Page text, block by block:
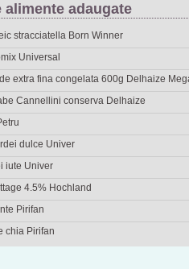
alimente adaugate
stracciatella Born Winner
Universal
extra fina congelata 600g Delhaize
Cannellini conserva Delhaize
dulce Univer
iute Univer
4.5% Hochland
Pirifan
chia Pirifan